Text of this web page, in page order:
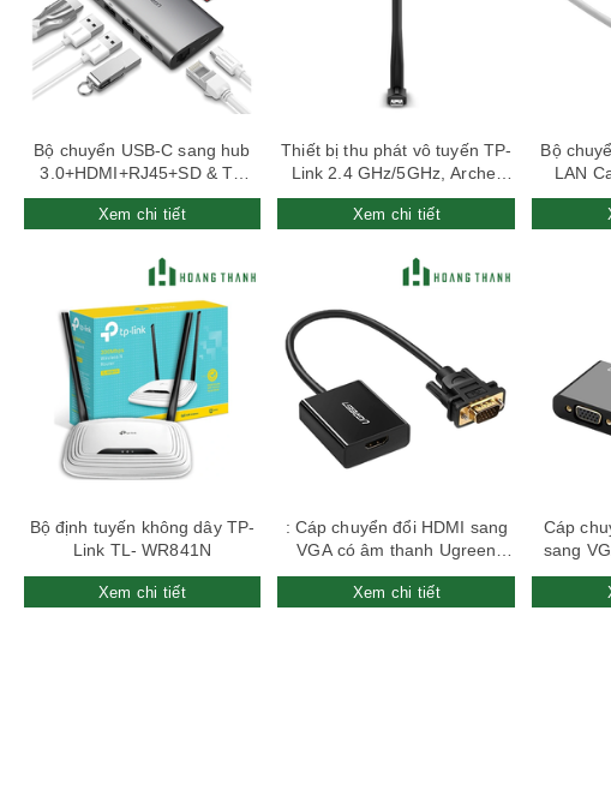
Bộ chuyển USB-C sang hub
3.0+HDMI+RJ45+SD & TF
Ugreen 50538
Xem chi tiết
Thiết bị thu phát vô tuyến TP-
Link 2.4 GHz/5GHz, Archer
T2U PLUS
Xem chi tiết
Bộ
LAN
Bộ định tuyến không dây TP-
Link TL- WR841N
Xem chi tiết
: Cáp chuyển đổi HDMI sang
VGA có âm thanh Ugreen
20694
Xem chi tiết
Cáp
sang